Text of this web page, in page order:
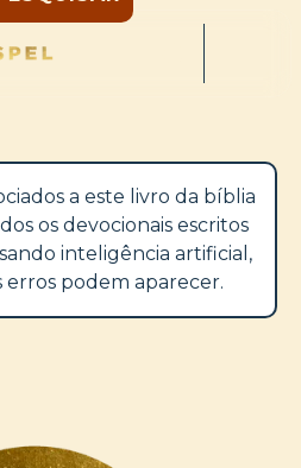
a este livro da bíblia
os devocionais escritos
inteligência artificial,
podem aparecer.